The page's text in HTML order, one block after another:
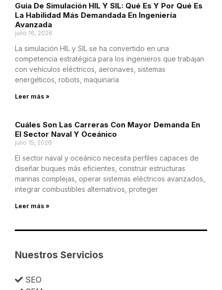
Guía De Simulación HIL Y SIL: Qué Es Y Por Qué Es
La Habilidad Más Demandada En Ingeniería
Avanzada
julio 16, 2026
La simulación HIL y SIL se ha convertido en una
competencia estratégica para los ingenieros que trabajan
con vehículos eléctricos, aeronaves, sistemas
energéticos, robots, maquinaria
Leer más »
Cuáles Son Las Carreras Con Mayor Demanda En
El Sector Naval Y Oceánico
julio 15, 2026
El sector naval y oceánico necesita perfiles capaces de
diseñar buques más eficientes, construir estructuras
marinas complejas, operar sistemas eléctricos avanzados,
integrar combustibles alternativos, proteger
Leer más »
Nuestros Servicios
SEO